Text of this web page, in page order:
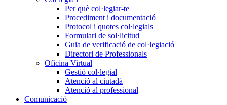
Per què col·legiar-te
Procediment i documentació
Protocol i quotes col·legials
Formulari de sol·licitud
Guia de verificació de col·legiació
Directori de Professionals
Oficina Virtual
Gestió col·legial
Atenció al ciutadà
Atenció al professional
Comunicació